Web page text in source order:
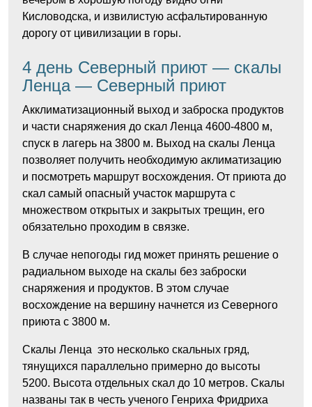
Кисловодска, и извилистую асфальтированную
дорогу от цивилизации в горы.
4 день Северный приют — скалы
Ленца — Северный приют
Акклиматизационный выход и заброска продуктов
и части снаряжения до скал Ленца 4600-4800 м,
спуск в лагерь на 3800 м. Выход на скалы Ленца
позволяет получить необходимую аклиматизацию
и посмотреть маршрут восхождения. От приюта до
скал самый опасный участок маршрута с
множеством открытых и закрытых трещин, его
обязательно проходим в связке.
В случае непогоды гид может принять решение о
радиальном выходе на скалы без заброски
снаряжения и продуктов. В этом случае
восхождение на вершину начнется из Северного
приюта с 3800 м.
Скалы Ленца это несколько скальных гряд,
тянущихся параллельно примерно до высоты
5200. Высота отдельных скал до 10 метров. Скалы
названы так в честь ученого Генриха Фридриха